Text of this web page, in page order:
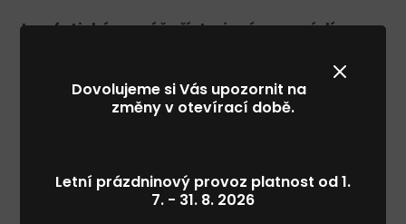
Lymfatická masáž přístrojová – provádí
(Včetně odblokování krčních uzlin - detoxikační,
odvodňovací, 1 návštěva)
lymfokalhoty k zakoupení na recepci
Dovolujeme si Vás upozornit na
změny v otevírací době.
Letní prázdninový provoz platnost od 1.
7. - 31. 8. 2026